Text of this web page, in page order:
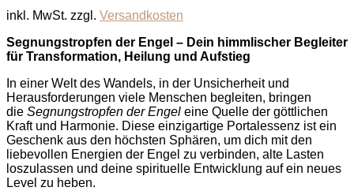
inkl. MwSt. zzgl. Versandkosten
Segnungstropfen der Engel – Dein himmlischer Begleiter
für Transformation, Heilung und Aufstieg
In einer Welt des Wandels, in der Unsicherheit und
Herausforderungen viele Menschen begleiten, bringen
die Segnungstropfen der Engel eine Quelle der göttlichen
Kraft und Harmonie. Diese einzigartige Portalessenz ist ein
Geschenk aus den höchsten Sphären, um dich mit den
liebevollen Energien der Engel zu verbinden, alte Lasten
loszulassen und deine spirituelle Entwicklung auf ein neues
Level zu heben.